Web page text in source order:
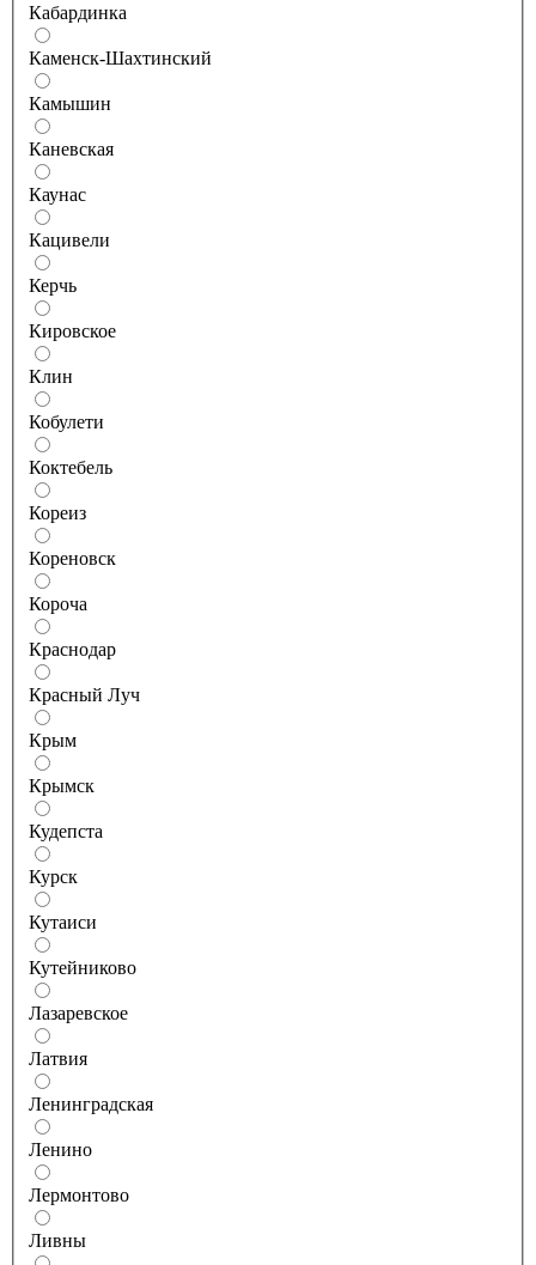
Кабардинка
Каменск-Шахтинский
Камышин
Каневская
Каунас
Кацивели
Керчь
Кировское
Клин
Кобулети
Коктебель
Кореиз
Кореновск
Короча
Краснодар
Красный Луч
Крым
Крымск
Кудепста
Курск
Кутаиси
Кутейниково
Лазаревское
Латвия
Ленинградская
Ленино
Лермонтово
Ливны